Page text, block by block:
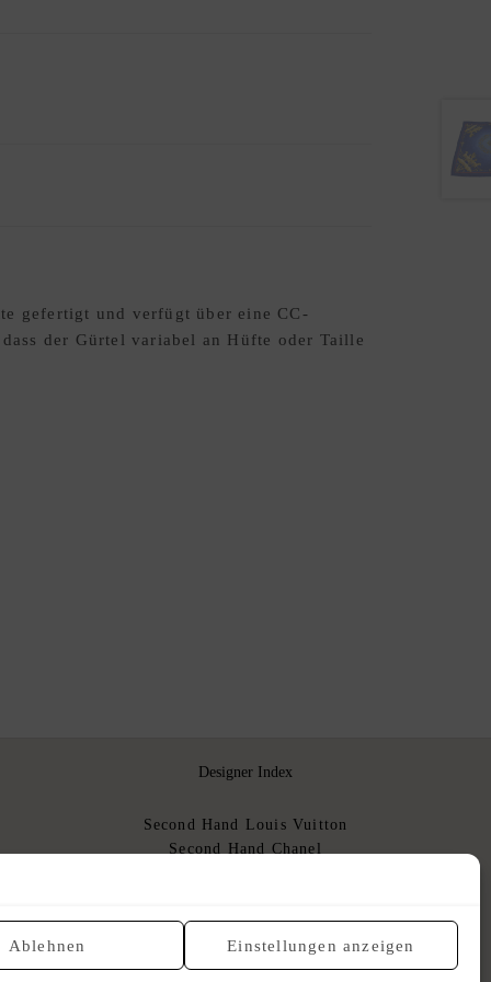
Ablehnen Einstellungen anzeigen
gefertigt und verfügt über eine CC-
der Gürtel variabel an Hüfte oder Taille
Designer Index
Second Hand Louis Vuitton
Second Hand Chanel
Gebrauchte Luxushandtaschen